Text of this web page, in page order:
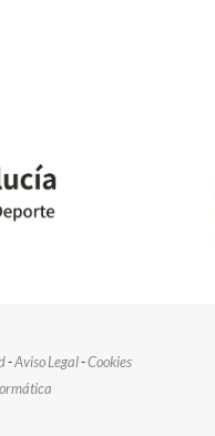
-Aviso Legal-Cookies